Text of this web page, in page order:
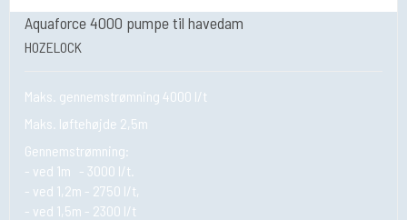
Aquaforce 4000 pumpe til havedam
HOZELOCK
Maks. gennemstrømning 4000 l/t
Maks. løftehøjde 2,5m
Gennemstrømning:
- ved 1m - 3000 l/t.
- ved 1,2m - 2750 l/t,
- ved 1,5m - 2300 l/t